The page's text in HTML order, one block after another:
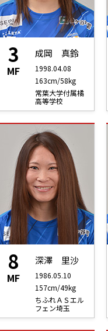
3
MF
成岡 真鈴
1998.04.08
163cm/58kg
常葉大学付属橘
高等学校
8
MF
深澤 里沙
1986.05.10
157cm/49kg
ちふれＡＳエル
フェン埼玉